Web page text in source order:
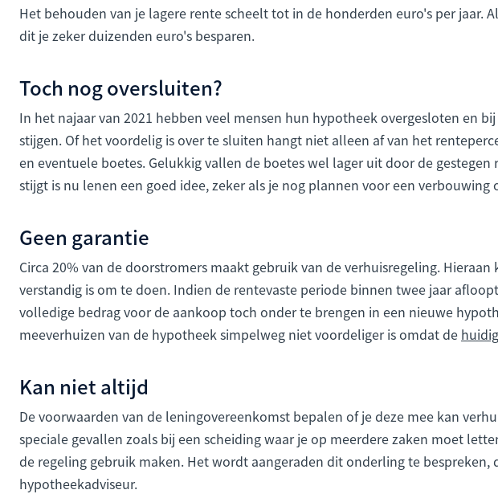
Het behouden van je lagere rente scheelt tot in de honderden euro's per jaar.
dit je zeker duizenden euro's besparen.
Toch nog oversluiten?
In het najaar van 2021 hebben veel mensen hun hypotheek overgesloten en
stijgen. Of het voordelig is over te sluiten hangt niet alleen af van het
en eventuele boetes. Gelukkig vallen de boetes wel lager uit door de gestegen
stijgt is nu lenen een goed idee, zeker als je nog plannen voor een verbouwing
Geen garantie
Circa 20% van de doorstromers maakt gebruik van de verhuisregeling.
verstandig is om te doen. Indien de rentevaste periode binnen twee jaar
volledige bedrag voor de aankoop toch onder te brengen in een nieuwe
meeverhuizen van de hypotheek simpelweg niet voordeliger is omdat de
Kan niet altijd
De voorwaarden van de leningovereenkomst bepalen of je deze mee kan
speciale gevallen zoals bij een scheiding waar je op meerdere zaken moet
de regeling gebruik maken. Het wordt aangeraden dit onderling te bespreken,
hypotheekadviseur.